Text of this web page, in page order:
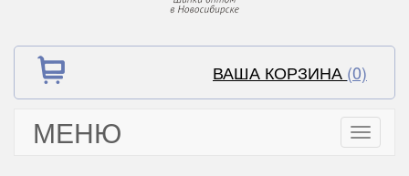
ВАША КОРЗИНА (0)
МЕНЮ
Toggle